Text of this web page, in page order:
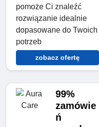
pomoże Ci znaleźć
rozwiązanie idealnie
dopasowane do Twoich
potrzeb
zobacz ofertę
99%
zamówie
ń